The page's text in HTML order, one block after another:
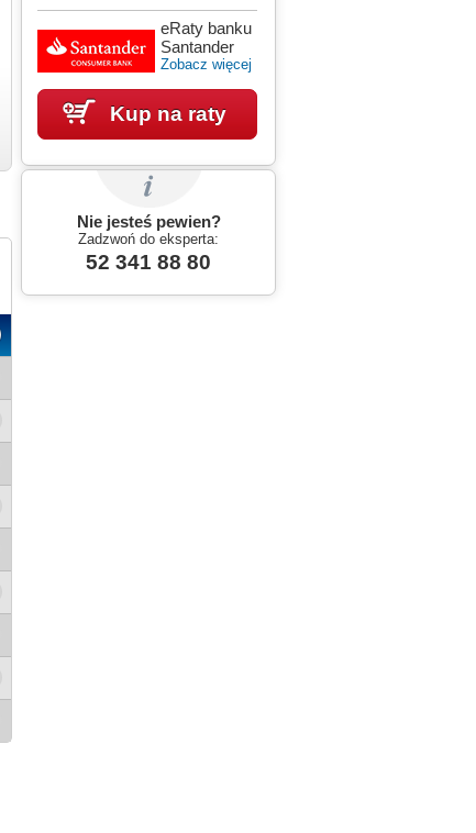
eRaty banku
Santander
Zobacz więcej
Kup na raty
Nie jesteś pewien?
Zadzwoń do eksperta:
52 341 88 80